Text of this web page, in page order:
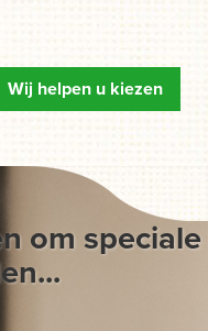
Wij helpen u kiezen
om speciale